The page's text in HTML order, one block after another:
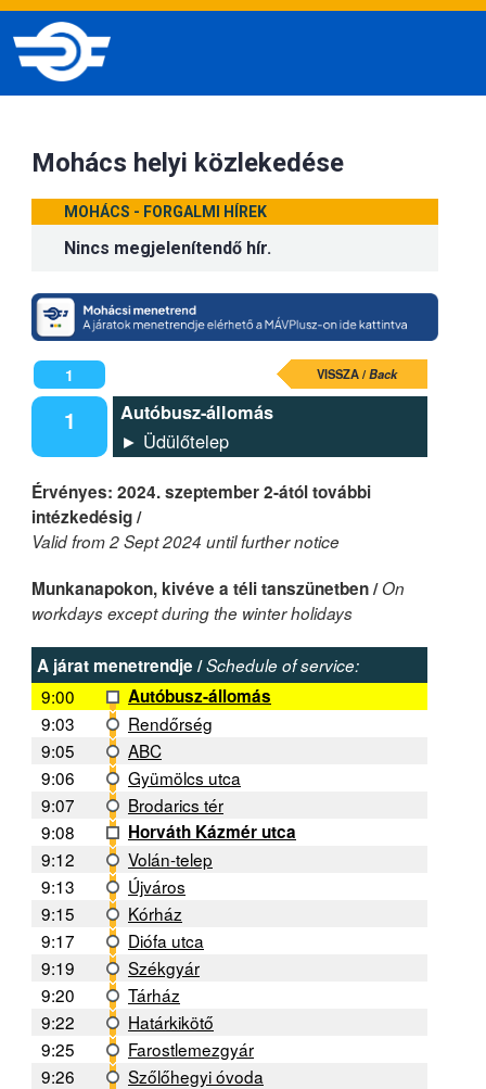
Mohács helyi közlekedése
MOHÁCS - FORGALMI HÍREK
Nincs megjelenítendő hír.
1 VISSZA /Back
1 Autóbusz-állomás
► Üdülőtelep
Érvényes: 2024. szeptember 2-ától további
intézkedésig /
Valid from 2 Sept 2024 until further notice
Munkanapokon, kivéve a téli tanszünetben /On
workdays except during the winter holidays
A járat menetrendje /Schedule of service:
9:00
Autóbusz-állomás
9:03
Rendőrség
9:05
ABC
9:06
Gyümölcs utca
9:07
Brodarics tér
9:08
Horváth Kázmér utca
9:12
Volán-telep
9:13
Újváros
9:15
Kórház
9:17
Diófa utca
9:19
Székgyár
9:20
Tárház
9:22
Határkikötő
9:25
Farostlemezgyár
9:26
Szőlőhegyi óvoda